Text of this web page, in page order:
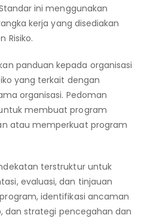
ini menggunakan
kerja yang disediakan
Risiko.
panduan kepada organisasi
yang terkait dengan
organisasi. Pedoman
membuat program
atau memperkuat program
terstruktur untuk
evaluasi, dan tinjauan
identifikasi ancaman
dan strategi pencegahan dan